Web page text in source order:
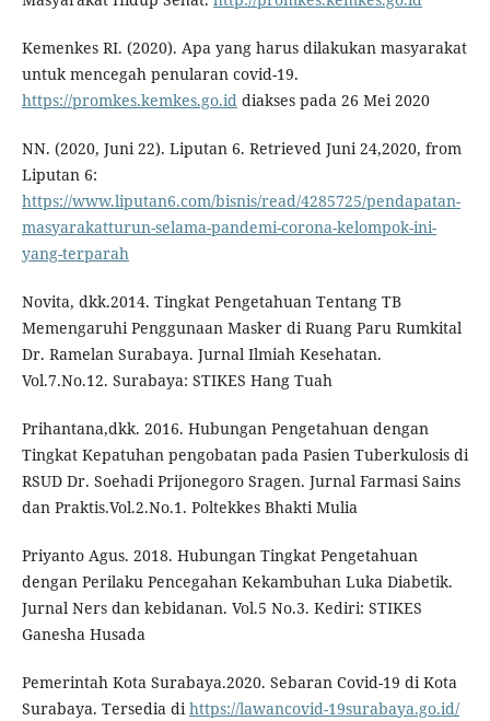
Kemenkes RI. (2020). Apa yang harus dilakukan masyarakat
untuk mencegah penularan covid-19.
https://promkes.kemkes.go.iddiakses pada 26 Mei 2020
NN. (2020, Juni 22). Liputan 6. Retrieved Juni 24,2020, from
Liputan 6:
https://www.liputan6.com/bisnis/read/4285725/pendapatan-
masyarakatturun-selama-pandemi-corona-kelompok-ini-
yang-terparah
Novita, dkk.2014. Tingkat Pengetahuan Tentang TB
Memengaruhi Penggunaan Masker di Ruang Paru Rumkital
Dr. Ramelan Surabaya. Jurnal Ilmiah Kesehatan.
Vol.7.No.12. Surabaya: STIKES Hang Tuah
Prihantana,dkk. 2016. Hubungan Pengetahuan dengan
Tingkat Kepatuhan pengobatan pada Pasien Tuberkulosis di
RSUD Dr. Soehadi Prijonegoro Sragen. Jurnal Farmasi Sains
dan Praktis.Vol.2.No.1. Poltekkes Bhakti Mulia
Priyanto Agus. 2018. Hubungan Tingkat Pengetahuan
dengan Perilaku Pencegahan Kekambuhan Luka Diabetik.
Jurnal Ners dan kebidanan. Vol.5 No.3. Kediri: STIKES
Ganesha Husada
Pemerintah Kota Surabaya.2020. Sebaran Covid-19 di Kota
Surabaya. Tersedia dihttps://lawancovid-19surabaya.go.id/